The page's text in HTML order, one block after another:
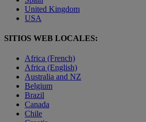
United Kingdom
USA
SITIOS WEB LOCALES:
Africa (French)
Africa (English)
Australia and NZ
Belgium
Brazil
Canada
Chile